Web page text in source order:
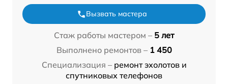
Вызвать мастера
Стаж работы мастером – 5 лет
Выполнено ремонтов – 1 450
Специализация – ремонт эхолотов и
спутниковых телефонов